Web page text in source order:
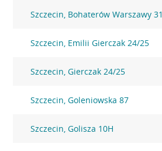
Szczecin, Bohaterów Warszawy 31
Szczecin, Emilii Gierczak 24/25
Szczecin, Gierczak 24/25
Szczecin, Goleniowska 87
Szczecin, Golisza 10H